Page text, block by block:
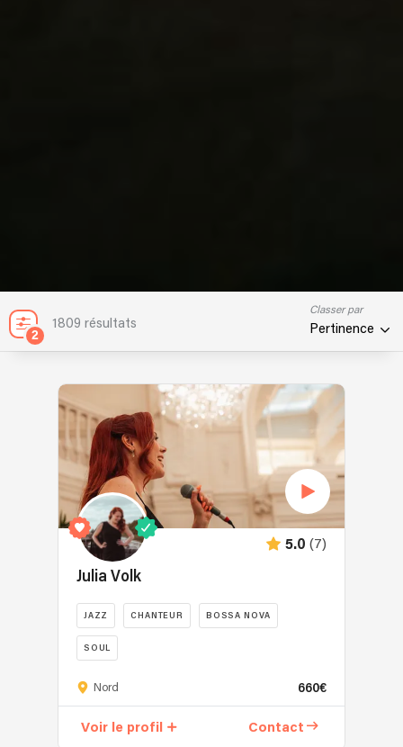
2
1809 résultats
Classer par
Pertinence
5.0 (7)
Julia Volk
JAZZ CHANTEUR BOSSA NOVA
SOUL
de
Julia
Nord 660€
Voir le profil Contact